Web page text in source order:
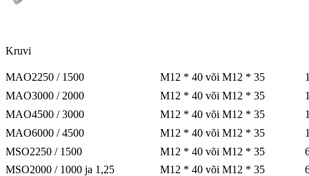
Kruvi
MAO2250 / 1500 M12 * 40 või M12 * 35
MAO3000 / 2000
M12 * 40 või M12 * 35
MAO4500 / 3000
M12 * 40 või M12 * 35
MAO6000 / 4500
M12 * 40 või M12 * 35
MSO2250 / 1500
M12 * 40 või M12 * 35
MSO2000 / 1000 ja 1,25
M12 * 40 või M12 * 35